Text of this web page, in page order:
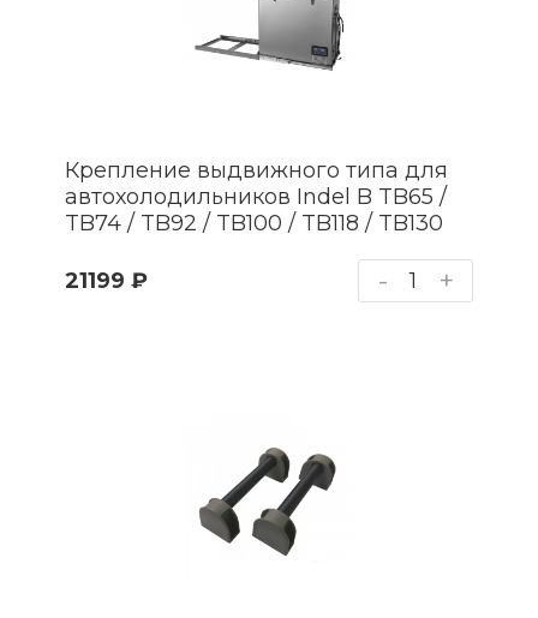
Крепление выдвижного типа для
автохолодильников Indel B TB65 /
TB74 / TB92 / TB100 / TB118 / TB130
21199 ₽ - +